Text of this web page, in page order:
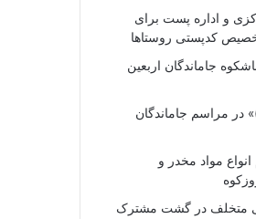
و اداره پست برای
کدپستی روستاها
جاماندگان اربعین
در مراسم جاماندگان
مواد مخدر و
متخلف در گشت مشترک